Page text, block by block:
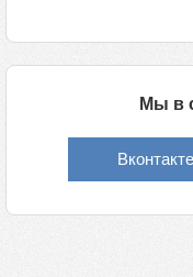
Мы в
Вконтакте